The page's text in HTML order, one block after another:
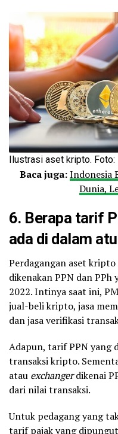
Ilustrasi aset kripto. Foto:
Baca juga: Indonesia
Dunia,
6. Berapa tarif
ada di dalam
Perdagangan aset
dikenakan PPN dan
2022. Intinya saat ini,
jual-beli kripto, jasa
dan jasa verifikasi
Adapun, tarif PPN yang
transaksi kripto.
atau exchangerdikenai
dari nilai transaksi.
Untuk pedagang yang
tarif pajak yang